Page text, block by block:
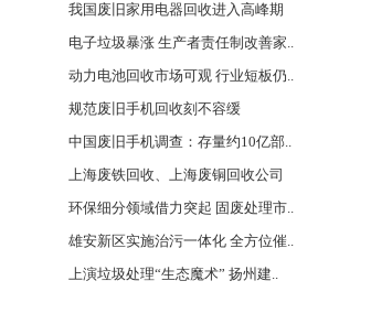
我国废旧家用电器回收进入高峰期
电子垃圾暴涨 生产者责任制改善家..
动力电池回收市场可观 行业短板仍..
规范废旧手机回收刻不容缓
中国废旧手机调查：存量约10亿部..
上海废铁回收、上海废铜回收公司
环保细分领域借力突起 固废处理市..
雄安新区实施治污一体化 全方位催..
上演垃圾处理“生态魔术” 扬州建..